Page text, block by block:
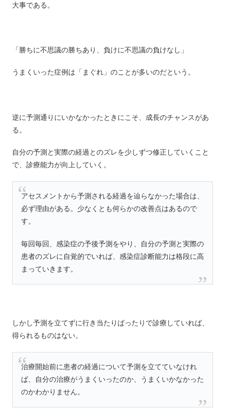
大事である。
「勝ちに不思議の勝ちあり、負けに不思議の負けなし」
うまくいった症例は「まぐれ」のことが多いのだという。
逆に予測通りにいかなかったときにこそ、成長のチャンスがあ
る。
自分の予測と実際の経過とのズレを少しずつ修正していくこと
で、診療能力が向上していく。
アセスメントから予測される経過を辿らなかった場合は、
必ず理由がある。少なくとも何らかの改善点はあるので
す。
毎回毎回、感染症の予後予測をやり、自分の予測と実際の
患者のズレに自覚的でいれば、感染症診断能力は格段に高
まっていきます。
しかし予測を立てずに行き当たりばったりで診療していれば、
得られるものはない。
治療開始前に患者の経過について予測を立てていなけれ
ば、自分の治療がうまくいったのか、うまくいかなかった
のかわかりません。